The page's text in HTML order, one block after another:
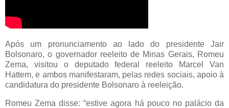
Após um pronunciamento ao lado do presidente Jair
Bolsonaro, o governador reeleito de Minas Gerais, Romeu
Zema, visitou o deputado federal reeleito Marcel Van
Hattem, e ambos manifestaram, pelas redes sociais, apoio à
candidatura do presidente Bolsonaro à reeleição.
Romeu Zema disse: “estive agora há pouco no palácio da